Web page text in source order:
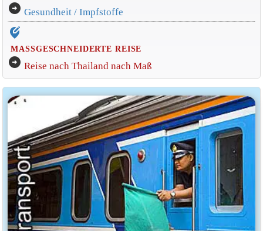
arrow_circle_right Gesundheit / Impfstoffe
edit_location_alt
MASSGESCHNEIDERTE REISE
arrow_circle_right Reise nach Thailand nach Maß